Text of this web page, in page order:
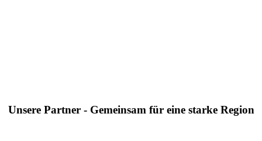
Unsere Partner - Gemeinsam für eine starke Region